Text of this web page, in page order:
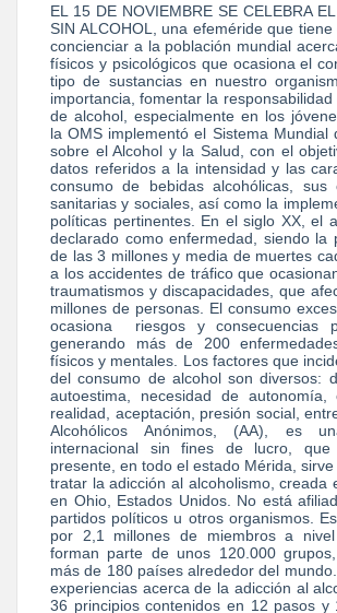
EL 15 DE NOVIEMBRE SE CELEBRA EL
SIN ALCOHOL, una efeméride que
concienciar a la población mundial
físicos y psicológicos que ocasiona el
tipo de sustancias en nuestro
importancia, fomentar la
de alcohol, especialmente en los
la OMS implementó el Sistema Mundial
sobre el Alcohol y la Salud, con el
datos referidos a la intensidad y las
consumo de bebidas alcohólicas, sus
sanitarias y sociales, así como la
políticas pertinentes. En el siglo XX, el
declarado como enfermedad, siendo la
de las 3 millones y media de muertes
a los accidentes de tráfico que
traumatismos y discapacidades, que
millones de personas. El consumo
ocasiona riesgos y consecuencias
generando más de 200
físicos y mentales. Los factores que
del consumo de alcohol son diversos:
autoestima, necesidad de
realidad, aceptación, presión social,
Alcohólicos Anónimos, (AA), es
internacional sin fines de lucro, que
presente, en todo el estado Mérida,
tratar la adicción al alcoholismo, creada
en Ohio, Estados Unidos. No está
partidos políticos u otros organismos.
por 2,1 millones de miembros a
forman parte de unos 120.000
más de 180 países alrededor del
experiencias acerca de la adicción al
36 principios contenidos en 12 pasos y